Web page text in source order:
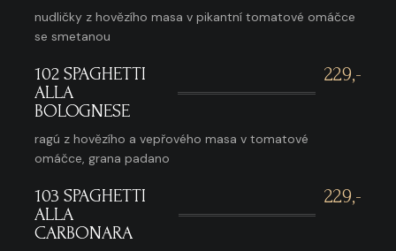
nudličky z hovězího masa v pikantní tomatové omáčce
se smetanou
102 SPAGHETTI
ALLA
BOLOGNESE
229,-
ragú z hovězího a vepřového masa v tomatové
omáčce, grana padano
103 SPAGHETTI
ALLA
CARBONARA
229,-